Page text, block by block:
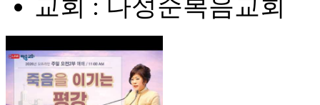
교회 : 나성순복음교회